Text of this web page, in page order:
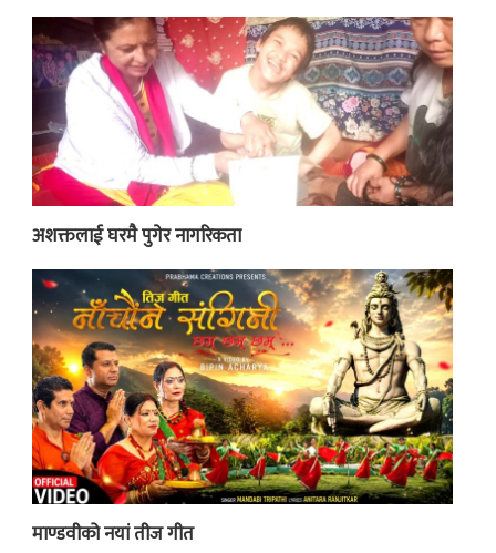
अशक्तलाई घरमै पुगेर नागरिकता
माण्डवीको नयां तीज गीत